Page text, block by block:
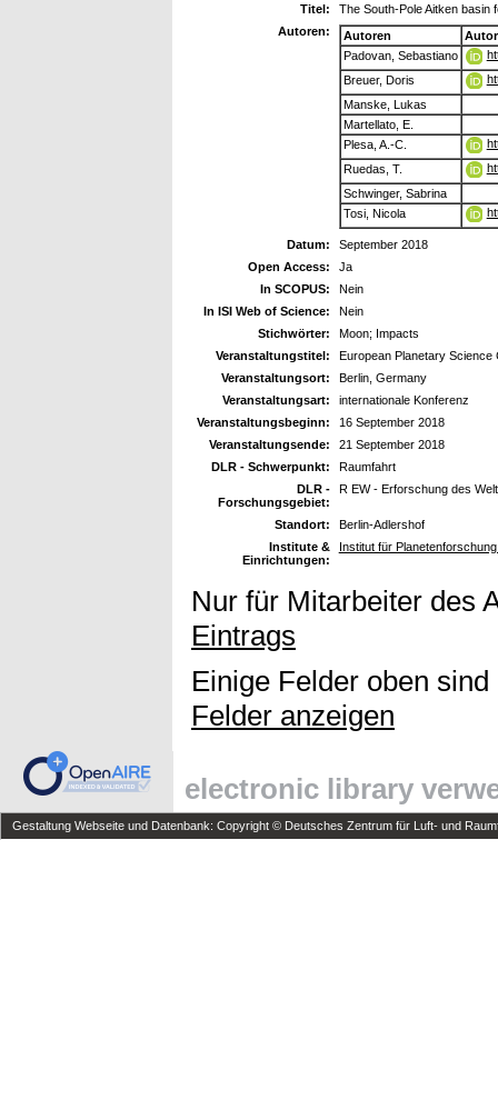
Titel:
The South-Pole Aitken basin
Autoren:
Autoren
Padovan, Sebastiano
Breuer, Doris
Manske, Lukas
Martellato, E.
Plesa, A.-C.
Ruedas, T.
Schwinger, Sabrina
Tosi, Nicola
Datum:
September 2018
Open Access:
Ja
In SCOPUS:
Nein
In ISI Web of Science:
Nein
Stichwörter:
Moon; Impacts
Veranstaltungstitel:
European Planetary Science
Veranstaltungsort:
Berlin, Germany
Veranstaltungsart:
internationale Konferenz
Veranstaltungsbeginn:
16 September 2018
Veranstaltungsende:
21 September 2018
DLR - Schwerpunkt:
Raumfahrt
DLR -
Forschungsgebiet:
R EW - Erforschung des
Standort:
Berlin-Adlershof
Institute &
Einrichtungen:
Institut für
Nur für Mitarbeiter des
Eintrags
Einige Felder oben
Felder anzeigen
electronic library
Gestaltung Webseite und Datenbank: Copyright © Deutsches Zentrum für Luft- und